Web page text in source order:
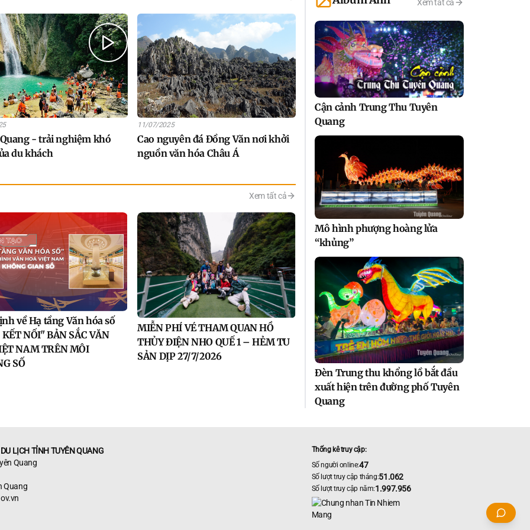
- trải nghiệm khó
du khách
11/07/2025
Cao nguyên đá Đồng Văn nơi khởi
nguồn văn hóa Châu Á
Xem tất cả
về Hạ tầng Văn hóa số
NỐI" BẢN SẮC VĂN
NAM TRÊN MÔI
SỐ
MIỄN PHÍ VÉ THAM QUAN HỒ
THỦY ĐIỆN NHO QUẾ 1 – HẺM TU
SẢN DỊP 27/7/2026
Xem tất cả
Cận cảnh Trung Thu Tuyên
Quang
Mô hình phượng hoàng lửa
“khủng”
Đèn Trung thu khổng lồ bắt đầu
xuất hiện trên đường phố Tuyên
Quang
LỊCH TỈNH TUYÊN QUANG
Quang
Quang
Thống kê truy cập:
Số người online:47
Số lượt truy cập tháng:51.062
Số lượt truy cập năm:1.997.956